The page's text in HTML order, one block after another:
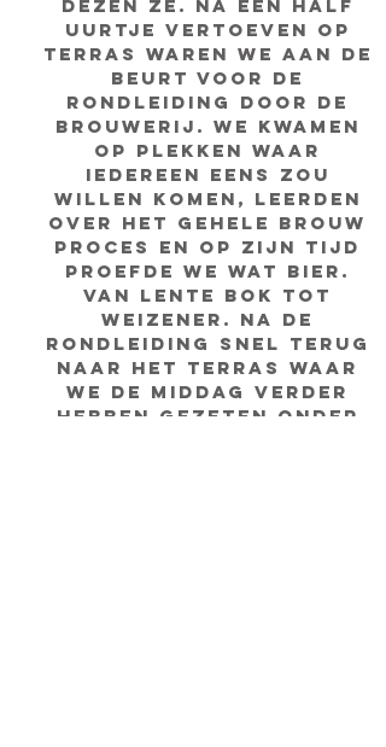
dezen ze. Na een half
uurtje vertoeven op
terras waren we aan de
beurt voor de
rondleiding door de
brouwerij. We kwamen
op plekken waar
iedereen eens zou
willen komen, leerden
over het gehele brouw
proces en op zijn tijd
proefde we wat bier.
Van Lente bok tot
Weizener. Na de
rondleiding snel terug
naar het terras waar
we de middag verder
hebben gezeten onder